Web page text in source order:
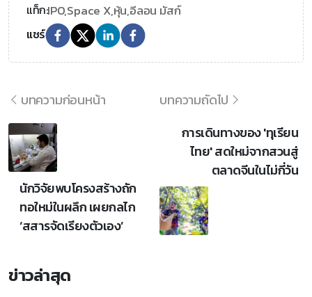
แท็ก:IPO,Space X,หุ้น,อีลอน มัสก์
แชร์
บทความก่อนหน้า
นักวิจัยพบโครงสร้างถัก
ทอใหม่ในผลึก เผยกลไก
‘สสารจัดเรียงตัวเอง’
บทความถัดไป
การเดินทางของ 'ทุเรียน
ไทย' สดใหม่จากสวนสู่
ตลาดจีนในไม่กี่วัน
ข่าวล่าสุด